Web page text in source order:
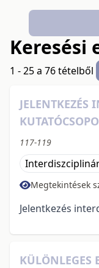
Keresési
1 - 25 a 76 tételből
JELENTKEZÉS
117-119
Megtekintések
Jelentkezés
KÜLÖNLEGES